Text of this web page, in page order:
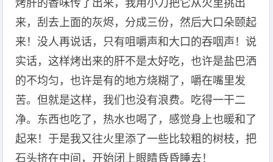
烤肝的香味传了出来，我用小刀把它从火里挑出
来，刮去上面的灰烬，分成三份，然后大口朵颐起
来！没人再说话，只有咀嚼声和大口的吞咽声！说
实话，这样烤出来的肝不是太好吃，也许是盐巴洒
的不均匀，也许是有的地方烧糊了，嚼在嘴里发
苦。但就是这样，我们也没有浪费。吃得一干二
净。东西也吃了，热水也喝了，感觉身上也暖和了
起来！于是我又往火里添了一些比较粗的树枝，把
石头挤在中间，开始闭上眼睛昏昏睡去！